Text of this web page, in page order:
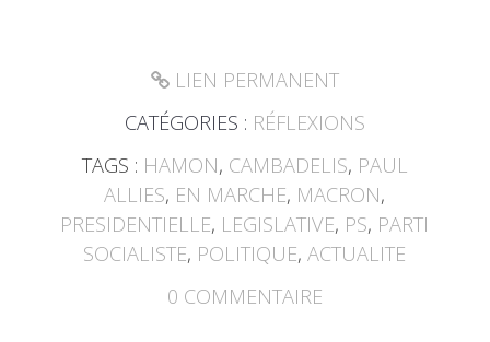
LIEN PERMANENT
CATÉGORIES : RÉFLEXIONS
TAGS : HAMON, CAMBADELIS, PAUL
ALLIES, EN MARCHE, MACRON,
PRESIDENTIELLE, LEGISLATIVE, PS, PARTI
SOCIALISTE, POLITIQUE,ACTUALITE
0 COMMENTAIRE